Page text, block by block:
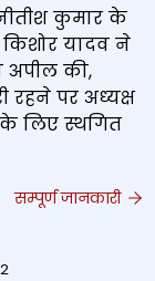
कुमार के
यादव ने
अपील की,
रहने पर अध्‍यक्ष
लिए स्थगित
सम्पूर्ण जानकारी